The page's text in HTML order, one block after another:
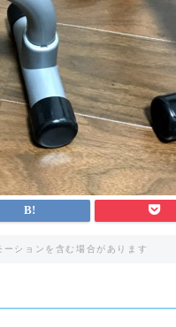
ーションを含む場合があります